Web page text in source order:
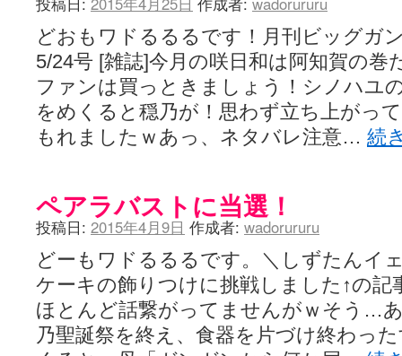
どおもワドるるるです！月刊ビッグ
5/24号 [雑誌]今月の咲日和は阿知賀の巻
ファンは買っときましょう！シノハユ
をめくると穏乃が！思わず立ち上がっ
もれましたｗあっ、ネタバレ注意… 続
ペアラバストに当選！
投稿日: 2015年4月9日 作成者: wadorururu
どーもワドるるるです。＼しずたんイ
ケーキの飾りつけに挑戦しました↑の記
ほとんど話繋がってませんがｗそう…
乃聖誕祭を終え、食器を片づけ終わっ